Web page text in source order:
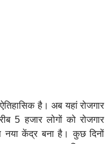
है। अब यहां रोजगार
5 हजार लोगों को रोजगार
नया केंद्र बना है। कुछ दिनों